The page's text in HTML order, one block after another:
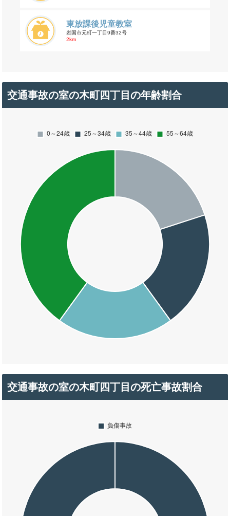
東放課後児童教室
岩国市元町一丁目9番32号
2km
交通事故の室の木町四丁目の年齢割合
交通事故の室の木町四丁目の死亡事故割合